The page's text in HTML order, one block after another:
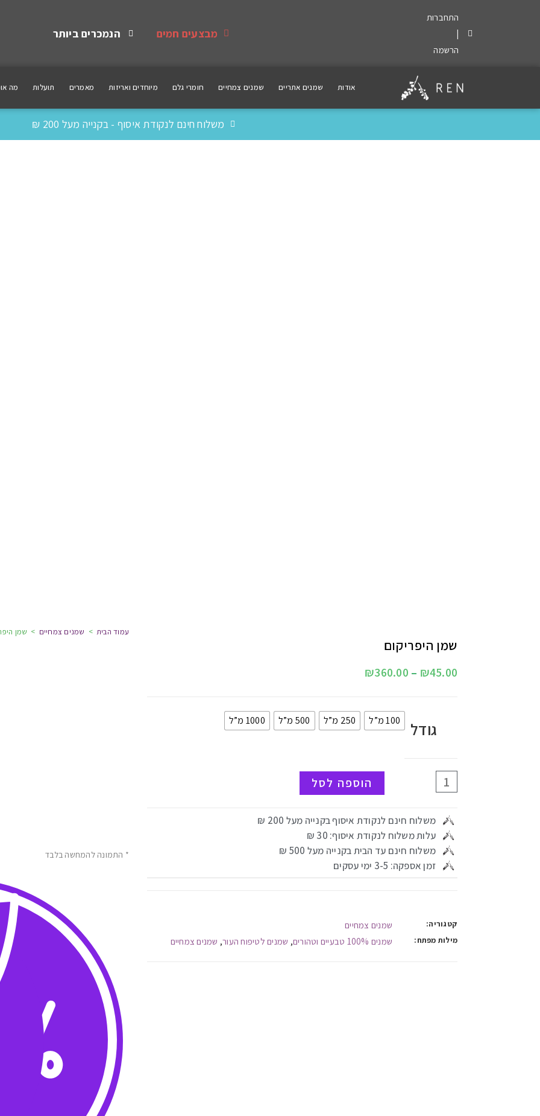
התחברות
|
הרשמה
מבצעים חמים הנמכרים ביותר
אודות שמנים אתריים שמנים צמחיים חומרי גלם מיוחדים ואריזות מאמרים תועלות מה
משלוח חינם לנקודת איסוף - בקנייה מעל 200 ₪
שמן היפריקום
עמוד הבית > שמנים צמחיים > שמן
₪45.00
–
₪360.00
גודל 100 מ”ל 250 מ”ל 500 מ”ל 1000 מ”ל
הוספה לסל
משלוח חינם לנקודת איסוף בקנייה מעל 200 ₪
עלות משלוח לנקודת איסוף: 30 ₪
משלוח חינם עד הבית בקנייה מעל 500 ₪
זמן אספקה: 3-5 ימי עסקים
קטגוריה: שמנים צמחיים
מילות מפתח: שמנים 100% טבעיים וטהורים , שמנים לטיפוח העור, שמנים צמחיים
* התמונה להמחשה בלבד